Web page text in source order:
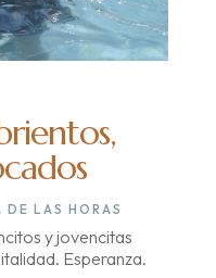
DE LAS HORAS
y jovencitas
Esperanza.